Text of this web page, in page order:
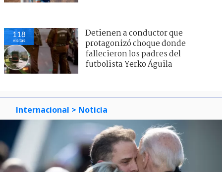
118
visitas
Detienen a conductor que
protagonizó choque donde
fallecieron los padres del
futbolista Yerko Águila
Internacional > Noticia